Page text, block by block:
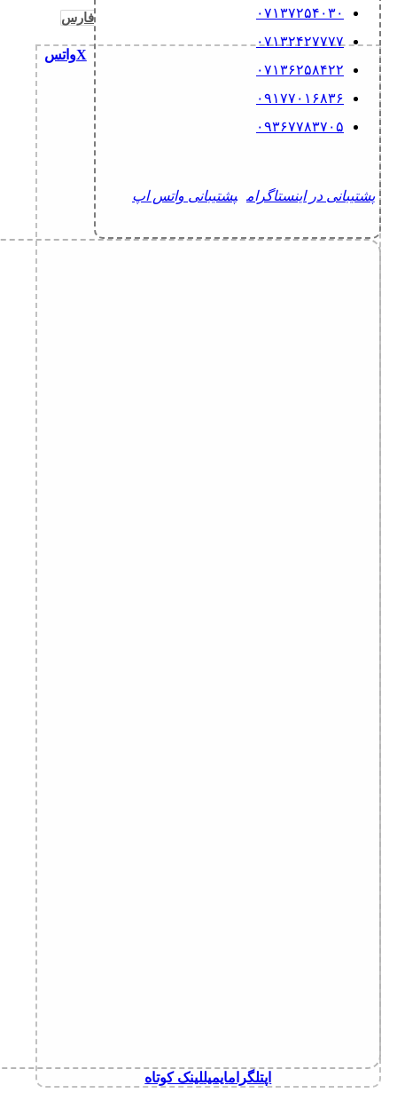
۰۷۱۳۷۲۵۴۰۳۰
۰۷۱۳۲۴۲۷۷۷۷
۰۷۱۳۶۲۵۸۴۲۲
۰۹۱۷۷۰۱۶۸۳۶
۰۹۳۶۷۷۸۳۷۰۵
پشتیبانی در اینستاگرام پشتیبانی واتس اپ
فارس
Xواتس
اپتلگرامایمیللینک کوتاه